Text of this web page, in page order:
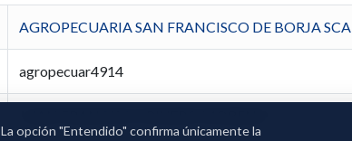
AGROPECUARIA SAN FRANCISCO DE BORJA SCA
agropecuar4914
La opción "Entendido" confirma únicamente la